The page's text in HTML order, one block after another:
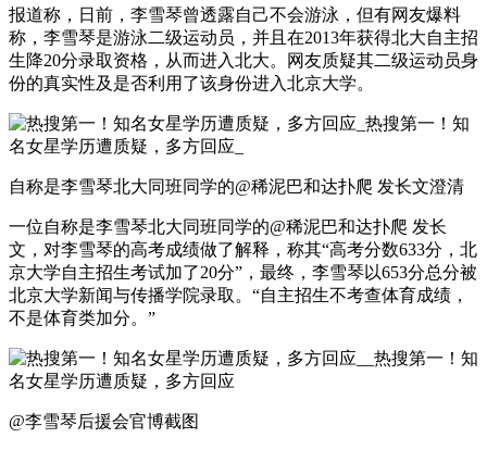
报道称，日前，李雪琴曾透露自己不会游泳，但有网友爆料
称，李雪琴是游泳二级运动员，并且在2013年获得北大自主招
生降20分录取资格，从而进入北大。网友质疑其二级运动员身
份的真实性及是否利用了该身份进入北京大学。
自称是李雪琴北大同班同学的@稀泥巴和达扑爬 发长文澄清
一位自称是李雪琴北大同班同学的@稀泥巴和达扑爬 发长
文，对李雪琴的高考成绩做了解释，称其“高考分数633分，北
京大学自主招生考试加了20分”，最终，李雪琴以653分总分被
北京大学新闻与传播学院录取。“自主招生不考查体育成绩，
不是体育类加分。”
@李雪琴后援会官博截图